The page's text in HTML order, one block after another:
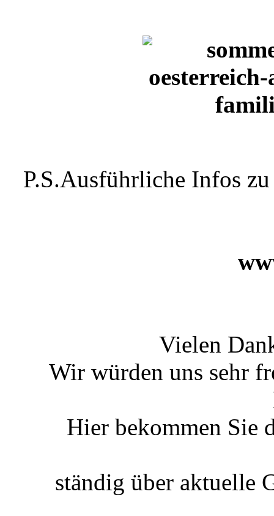
P.S.Ausführliche Infos
Vielen
Wir würden uns sehr
Hier bekommen Sie
ständig über aktuelle